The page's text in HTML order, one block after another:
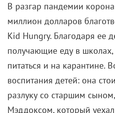
В разгар пандемии
миллион долларов
Kid Hungry. Благодаря ее
получающие еду в
питаться и на карантине.
воспитания детей: она
разлуку со старшим
Мэддоксом, который